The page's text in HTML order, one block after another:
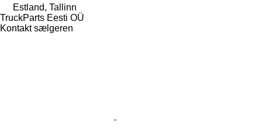
Estland, Tallinn
TruckParts Eesti OÜ
Kontakt sælgeren